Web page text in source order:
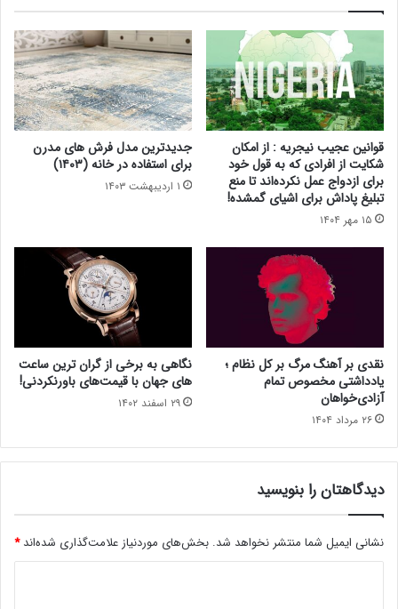
قوانین عجیب نیجریه : از امکان
شکایت از افرادی که به قول خود
برای ازدواج عمل نکرده‌اند تا منع
تبلیغ پاداش برای اشیای گمشده!
۱۵ مهر ۱۴۰۴
جدیدترین مدل فرش های مدرن
برای استفاده در خانه (۱۴۰۳)
۱ اردیبهشت ۱۴۰۳
نقدی بر آهنگ مرگ بر کل نظام ؛
یادداشتی مخصوص تمام
آزادی‌خواهان
۲۶ مرداد ۱۴۰۴
نگاهی به برخی از گران ترین ساعت
های جهان با قیمت‌های باورنکردنی!
۲۹ اسفند ۱۴۰۲
دیدگاهتان را بنویسید
نشانی ایمیل شما منتشر نخواهد شد. بخش‌های موردنیاز علامت‌گذاری شده‌اند*